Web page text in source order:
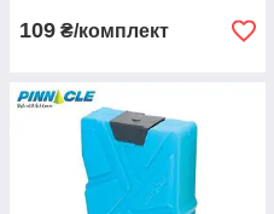
109 ₴/комплект